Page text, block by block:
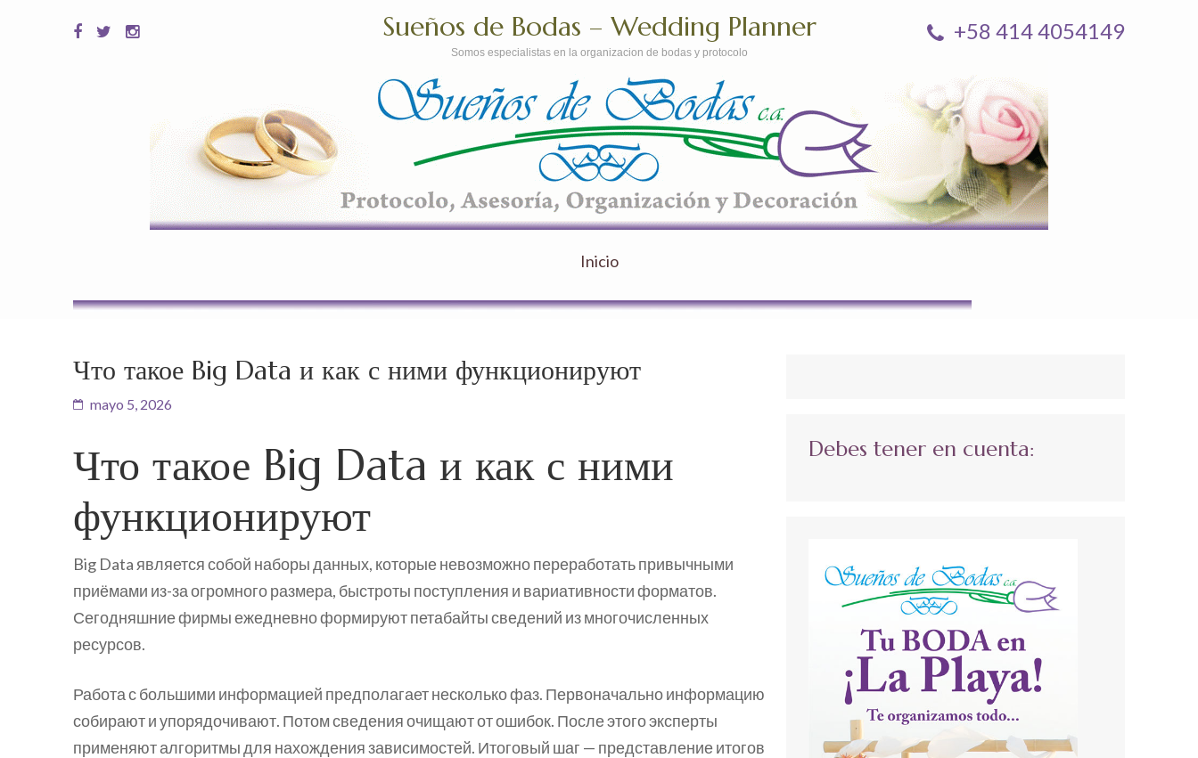
+58 414 4054149
Sueños de Bodas – Wedding Planner
Somos especialistas en la organizacion de bodas y protocolo
Inicio
Что такое Big Data и как с ними функционируют
mayo 5, 2026
Что такое Big Data и как с ними
функционируют
Big Data является собой наборы данных, которые невозможно переработать привычными
приёмами из-за огромного размера, быстроты поступления и вариативности форматов.
Сегодняшние фирмы ежедневно формируют петабайты сведений из многочисленных
ресурсов.
Работа с большими информацией предполагает несколько фаз. Первоначально информацию
собирают и упорядочивают. Потом сведения очищают от ошибок. После этого эксперты
применяют алгоритмы для нахождения зависимостей. Итоговый шаг — представление итогов
Debes tener en cuenta: